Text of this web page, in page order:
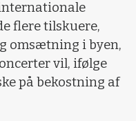
flere tilskuere,
omsætning i byen,
vil, ifølge
på bekostning af